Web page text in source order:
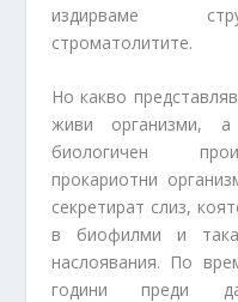
издирваме
строматолитите.
Но какво
живи организми, а
биологичен
прокариотни
секретират слиз,
в биофилми и
наслоявания. По
години преди